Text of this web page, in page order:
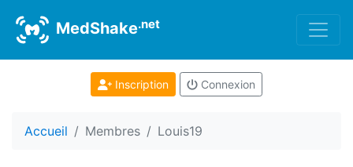
MedShake.net
Inscription Connexion
Accueil Membres Louis19